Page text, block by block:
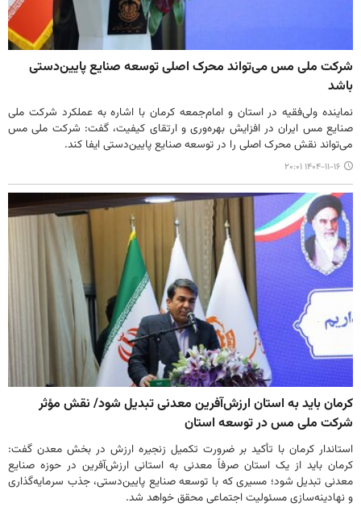
شرکت ملی مس می‌تواند محرک اصلی توسعه صنایع پایین‌دستی
باشد
نماینده ولی‌فقیه در استان و امام‌جمعه کرمان با اشاره به عملکرد شرکت ملی
صنایع مس ایران در افزایش بهره‌وری و ارتقای کیفیت، گفت: شرکت ملی مس
می‌تواند نقش محرک اصلی را در توسعه صنایع پایین‌دستی ایفا کند.
۱۴۰۴-۱۱-۱۶ ۲۰:۰۱
کرمان باید به استان ارزش‌آفرین معدنی تبدیل شود/ نقش مؤثر
شرکت ملی مس در توسعه استان
استاندار کرمان با تأکید بر ضرورت تکمیل زنجیره ارزش در بخش معدن گفت:
کرمان باید از یک استان صرفاً معدنی به استانی ارزش‌آفرین در حوزه صنایع
معدنی تبدیل شود؛ مسیری که با توسعه صنایع پایین‌دستی، جذب سرمایه‌گذاری
و نهادینه‌سازی مسئولیت اجتماعی محقق خواهد شد.